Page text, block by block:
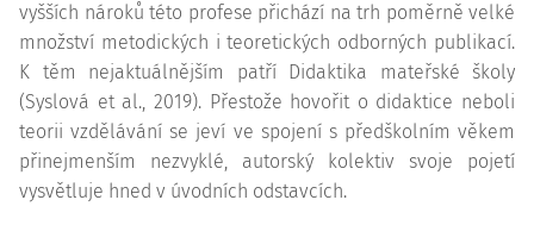
vyšších nároků této profese přichází na trh poměrně velké
množství metodických i teoretických odborných publikací.
K těm nejaktuálnějším patří Didaktika mateřské školy
(Syslová et al., 2019). Přestože hovořit o didaktice neboli
teorii vzdělávání se jeví ve spojení s předškolním věkem
přinejmenším nezvyklé, autorský kolektiv svoje pojetí
vysvětluje hned v úvodních odstavcích.